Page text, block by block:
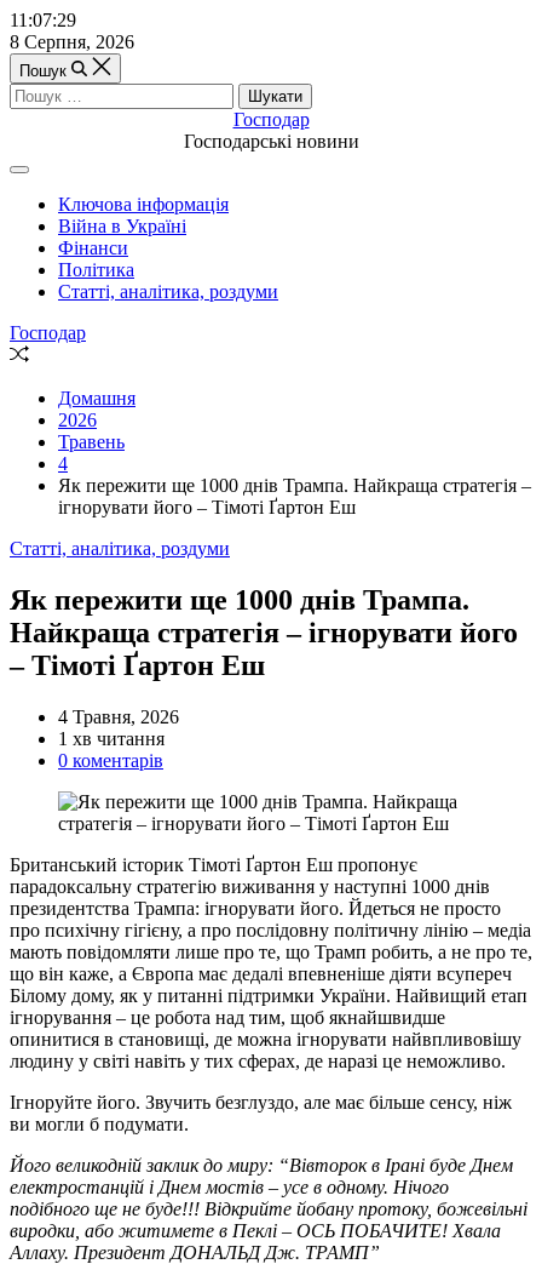
Перейти
до
вмісту
11:07:29
8 Серпня, 2026
Пошук
Пошук:
Господар
Господарські новини
Off
Canvas
(поза
полотном)
Ключова інформація
Війна в Україні
Фінанси
Політика
Статті, аналітика, роздуми
Господар
Випадкова
Домашня
2026
Травень
4
Як пережити ще 1000 днів Трампа. Найкраща стратегія –
ігнорувати його – Тімоті Ґартон Еш
Категорії
Статті, аналітика, роздуми
Як пережити ще 1000 днів Трампа.
Найкраща стратегія – ігнорувати його
– Тімоті Ґартон Еш
4 Травня, 2026
Орієнтовний
час
1 хв читання
0 коментарів
Британський історик Тімоті Ґартон Еш пропонує
парадоксальну стратегію виживання у наступні 1000 днів
президентства Трампа: ігнорувати його. Йдеться не просто
про психічну гігієну, а про послідовну політичну лінію – медіа
мають повідомляти лише про те, що Трамп робить, а не про те,
що він каже, а Європа має дедалі впевненіше діяти всупереч
Білому дому, як у питанні підтримки України. Найвищий етап
ігнорування – це робота над тим, щоб якнайшвидше
опинитися в становищі, де можна ігнорувати найвпливовішу
людину у світі навіть у тих сферах, де наразі це неможливо.
Ігноруйте його. Звучить безглуздо, але має більше сенсу, ніж
ви могли б подумати.
Його великодній заклик до миру: “Вівторок в Ірані буде Днем
електростанцій і Днем мостів – усе в одному. Нічого
подібного ще не буде!!! Відкрийте йобану протоку, божевільні
виродки, або житимете в Пеклі – ОСЬ ПОБАЧИТЕ! Хвала
Аллаху. Президент ДОНАЛЬД Дж. ТРАМП”